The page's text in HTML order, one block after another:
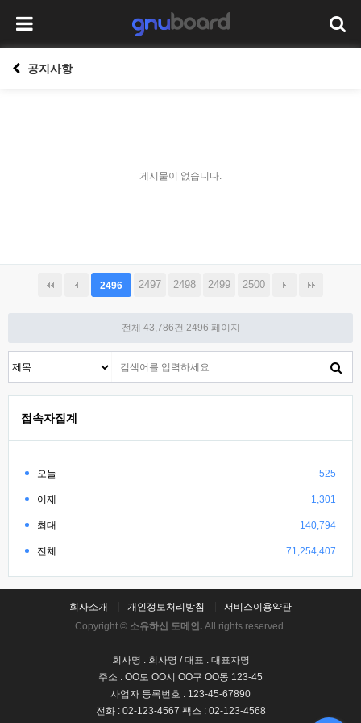
공지사항
게시물이 없습니다.
2496 2497 2498 2499 2500
전체 43,786건 2496 페이지
접속자집계
오늘 525
어제 1,301
최대 140,794
전체 71,254,407
회사소개 개인정보처리방침
서비스이용약관
Copyright © 소유하신 도메인. All rights reserved.
회사명 : 회사명 / 대표 : 대표자명
주소 : OO도 OO시 OO구 OO동 123-45
사업자 등록번호 : 123-45-67890
전화 : 02-123-4567 팩스 : 02-123-4568